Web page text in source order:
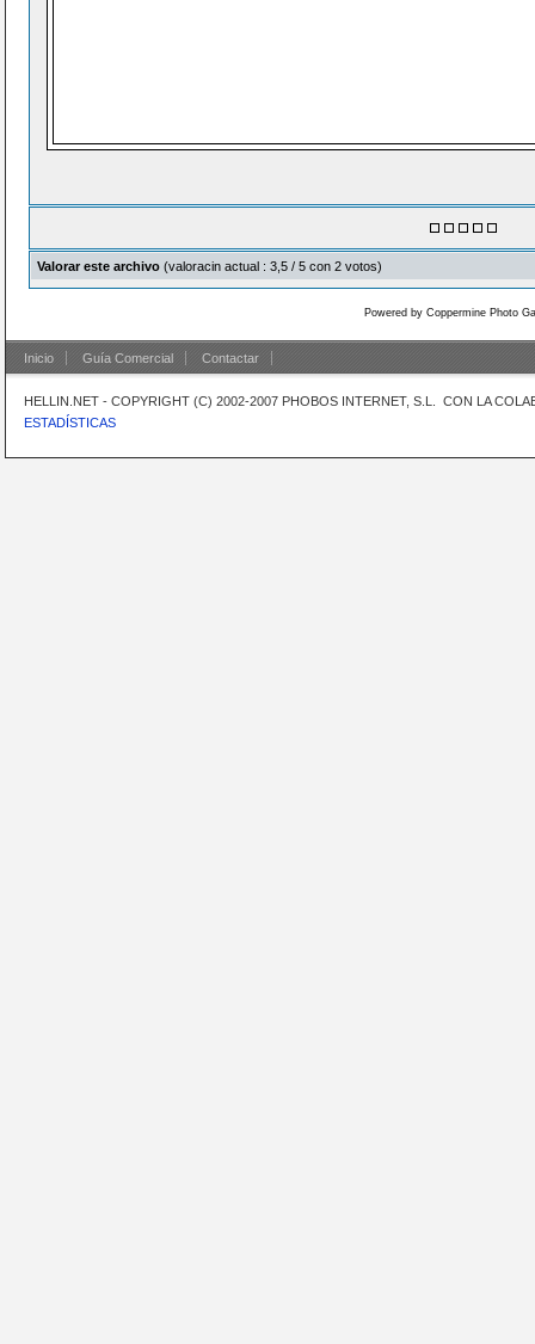
Valorar este archivo (valoracin actual : 3,5 / 5 con 2 votos)
Powered by Coppermine Photo
Inicio Guía Comercial Contactar
HELLIN.NET - COPYRIGHT (C) 2002-2007 PHOBOS INTERNET, S.L. CON LA
ESTADÍSTICAS